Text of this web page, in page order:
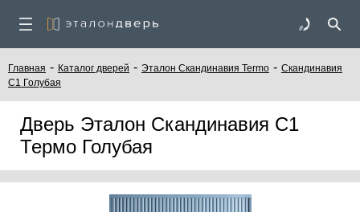
Главная - Каталог дверей - Эталон Скандинавия Termo - Скандинавия
С1 Голубая
Дверь Эталон Скандинавия С1
Термо Голубая